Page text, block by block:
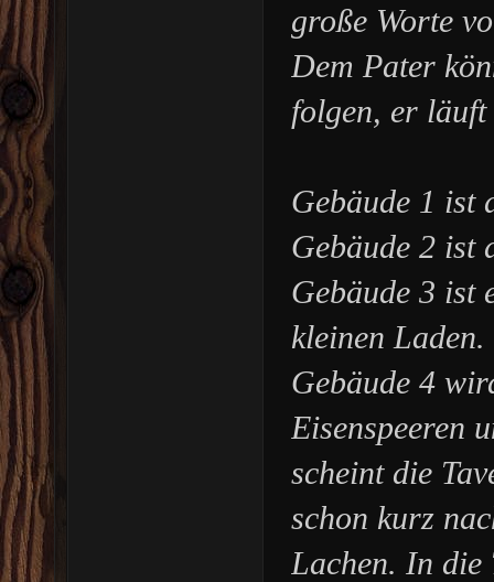
große Worte
Dem Pater
folgen, er läuft
Gebäude 1 ist
Gebäude 2 ist
Gebäude 3 ist
kleinen Laden.
Gebäude 4
Eisenspeeren
scheint die
schon kurz
Lachen. In